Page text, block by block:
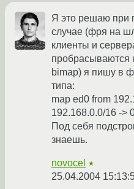
Я это решаю при
случае (фря на
клиенты и
пробрасываются
bimap) я пишу в
типа:
map ed0 from
192.168.0.0/16 ->
Под себя
знаешь.
novocel ★
25.04.2004